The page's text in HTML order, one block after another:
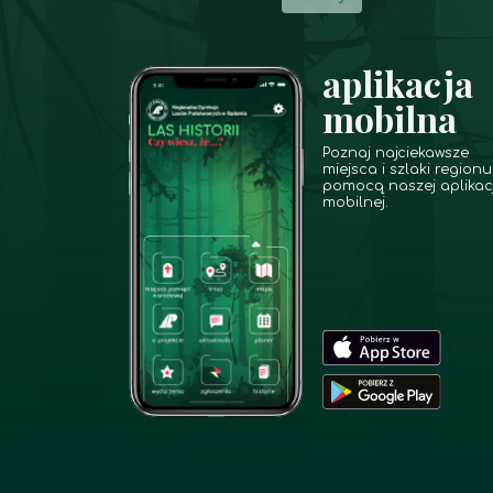
aplikacja
mobilna
Poznaj najciekawsze
miejsca i szlaki
pomocą naszej
mobilnej.